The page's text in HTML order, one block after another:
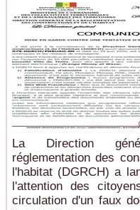
La Direction
réglementation des
l'habitat (DGRCH) a
l'attention des
circulation d'un faux